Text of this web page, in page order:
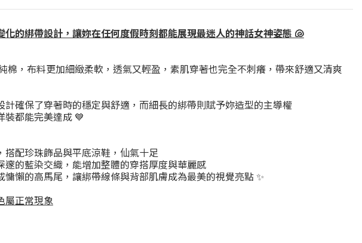
的綁帶設計，讓妳在任何度假時刻都能展現最迷人的神話女神姿態 🐚
，布料更加細緻柔軟，透氣又輕盈，素肌穿著也完全不刺癢，帶來舒適又清爽
確保了穿著時的穩定與舒適，而細長的綁帶則賦予妳造型的主導權
裝都能完美達成 💙
配珍珠飾品與平底涼鞋，仙氣十足
的藍染交織，能增加整體的穿搭厚度與華麗感
懶的高馬尾，讓綁帶線條與背部肌膚成為最美的視覺亮點 ✨
屬正常現象